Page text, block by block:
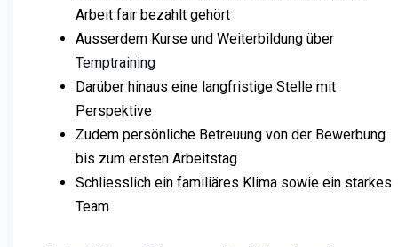
Arbeit fair bezahlt gehört
Ausserdem Kurse und Weiterbildung über
Temptraining
Darüber hinaus eine langfristige Stelle mit
Perspektive
Zudem persönliche Betreuung von der Bewerbung
bis zum ersten Arbeitstag
Schliesslich ein familiäres Klima sowie ein starkes
Team